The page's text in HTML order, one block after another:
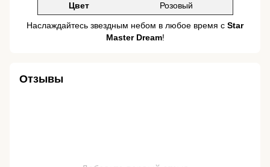
Цвет
Розовый
Наслаждайтесь звездным небом в любое время с Star
Master Dream!
Отзывы